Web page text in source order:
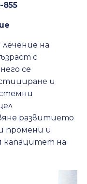
855
на
с
се
и
развитието
промени и
капацитет на